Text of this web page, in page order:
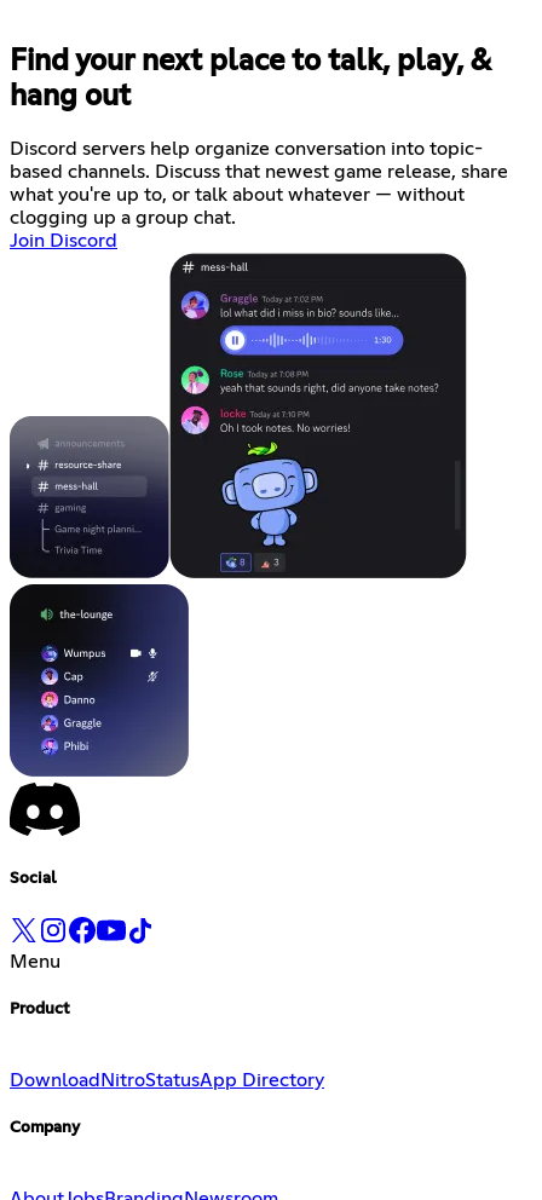
Find your next place to talk, play, &
hang out
Discord servers help organize conversation into topic-
based channels. Discuss that newest game release, share
what you're up to, or talk about whatever — without
clogging up a group chat.
Join Discord
Social
Menu
Product
Download NitroStatusApp Directory
Company